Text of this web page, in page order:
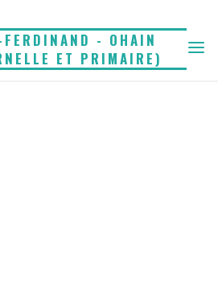
- OHAIN
ET PRIMAIRE)